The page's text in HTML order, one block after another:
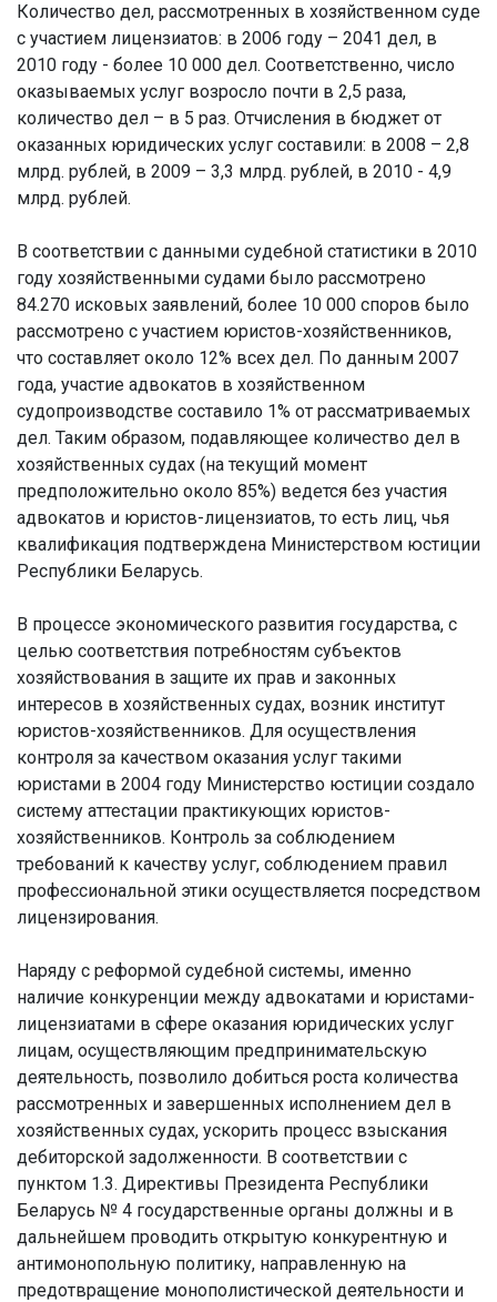
Количество дел, рассмотренных в хозяйственном суде
с участием лицензиатов: в 2006 году – 2041 дел, в
2010 году - более 10 000 дел. Соответственно, число
оказываемых услуг возросло почти в 2,5 раза,
количество дел – в 5 раз. Отчисления в бюджет от
оказанных юридических услуг составили: в 2008 – 2,8
млрд. рублей, в 2009 – 3,3 млрд. рублей, в 2010 - 4,9
млрд. рублей.
В соответствии с данными судебной статистики в 2010
году хозяйственными судами было рассмотрено
84.270 исковых заявлений, более 10 000 споров было
рассмотрено с участием юристов-хозяйственников,
что составляет около 12% всех дел. По данным 2007
года, участие адвокатов в хозяйственном
судопроизводстве составило 1% от рассматриваемых
дел. Таким образом, подавляющее количество дел в
хозяйственных судах (на текущий момент
предположительно около 85%) ведется без участия
адвокатов и юристов-лицензиатов, то есть лиц, чья
квалификация подтверждена Министерством юстиции
Республики Беларусь.
В процессе экономического развития государства, с
целью соответствия потребностям субъектов
хозяйствования в защите их прав и законных
интересов в хозяйственных судах, возник институт
юристов-хозяйственников. Для осуществления
контроля за качеством оказания услуг такими
юристами в 2004 году Министерство юстиции создало
систему аттестации практикующих юристов-
хозяйственников. Контроль за соблюдением
требований к качеству услуг, соблюдением правил
профессиональной этики осуществляется посредством
лицензирования.
Наряду с реформой судебной системы, именно
наличие конкуренции между адвокатами и юристами-
лицензиатами в сфере оказания юридических услуг
лицам, осуществляющим предпринимательскую
деятельность, позволило добиться роста количества
рассмотренных и завершенных исполнением дел в
хозяйственных судах, ускорить процесс взыскания
дебиторской задолженности. В соответствии с
пунктом 1.3. Директивы Президента Республики
Беларусь № 4 государственные органы должны и в
дальнейшем проводить открытую конкурентную и
антимонопольную политику, направленную на
предотвращение монополистической деятельности и